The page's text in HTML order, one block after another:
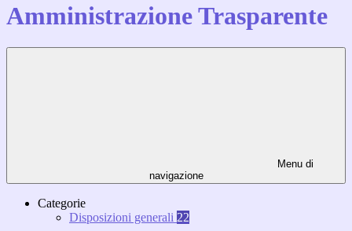
Amministrazione Trasparente
Menu di
navigazione
Categorie
Disposizioni generali 22